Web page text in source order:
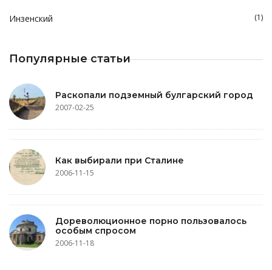
Инзенский (1)
Популярные статьи
Раскопали подземный булгарский город
2007-02-25
Как выбирали при Сталине
2006-11-15
Дореволюционное порно пользовалось
особым спросом
2006-11-18